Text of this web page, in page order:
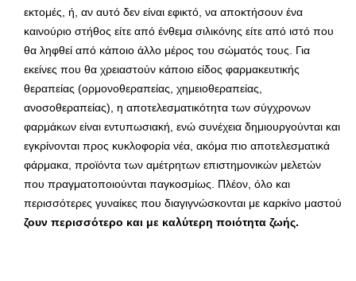
εκτομές, ή, αν αυτό δεν είναι εφικτό, να αποκτήσουν ένα
καινούριο στήθος είτε από ένθεμα σιλικόνης είτε από ιστό που
θα ληφθεί από κάποιο άλλο μέρος του σώματός τους. Για
εκείνες που θα χρειαστούν κάποιο είδος φαρμακευτικής
θεραπείας (ορμονοθεραπείας, χημειοθεραπείας,
ανοσοθεραπείας), η αποτελεσματικότητα των σύγχρονων
φαρμάκων είναι εντυπωσιακή, ενώ συνέχεια δημιουργούνται και
εγκρίνονται προς κυκλοφορία νέα, ακόμα πιο αποτελεσματικά
φάρμακα, προϊόντα των αμέτρητων επιστημονικών μελετών
που πραγματοποιούνται παγκοσμίως. Πλέον, όλο και
περισσότερες γυναίκες που διαγιγνώσκονται με καρκίνο μαστού
ζουν περισσότερο και με καλύτερη ποιότητα ζωής.